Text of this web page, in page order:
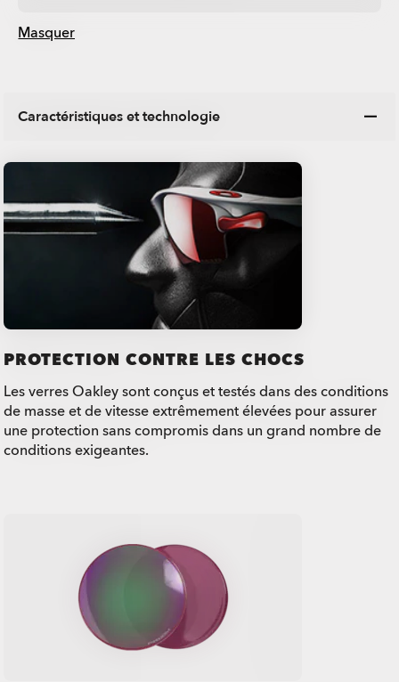
Masquer
Caractéristiques et technologie
PROTECTION CONTRE LES CHOCS
Les verres Oakley sont conçus et testés dans des conditions
de masse et de vitesse extrêmement élevées pour assurer
une protection sans compromis dans un grand nombre de
conditions exigeantes.